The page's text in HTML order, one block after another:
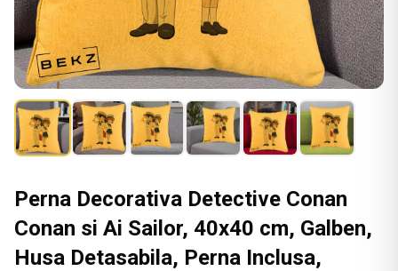
Perna Decorativa Detective Conan
Conan si Ai Sailor, 40x40 cm, Galben,
Husa Detasabila, Perna Inclusa,